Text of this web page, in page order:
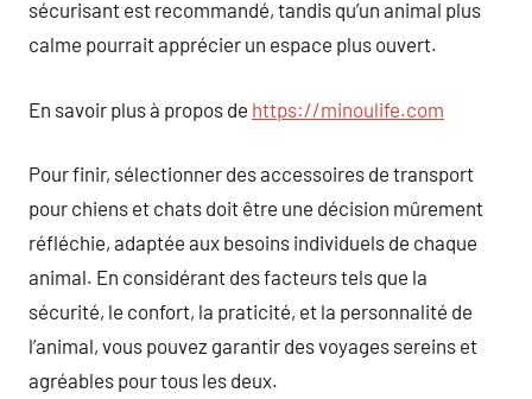
sécurisant est recommandé, tandis qu’un animal plus
calme pourrait apprécier un espace plus ouvert.
En savoir plus à propos de https://minoulife.com
Pour finir, sélectionner des accessoires de transport
pour chiens et chats doit être une décision mûrement
réfléchie, adaptée aux besoins individuels de chaque
animal. En considérant des facteurs tels que la
sécurité, le confort, la praticité, et la personnalité de
l’animal, vous pouvez garantir des voyages sereins et
agréables pour tous les deux.